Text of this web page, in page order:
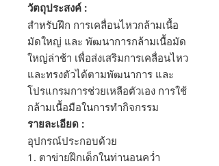
วัตถุประสงค์ :
สำหรับฝึก การเคลื่อนไหวกล้ามเนื้อ
มัดใหญ่ และ พัฒนาการกล้ามเนื้อมัด
ใหญ่ล่าช้า เพื่อส่งเสริมการเคลื่อนไหว
และทรงตัวได้ตามพัฒนาการ และ
โปรแกรมการช่วยเหลือตัวเอง การใช้
กล้ามเนื้อมือในการทำกิจกรรม
รายละเอียด :
อุปกรณ์ประกอบด้วย
1. ตาข่ายฝึกเด็กในท่านอนคว่ำ